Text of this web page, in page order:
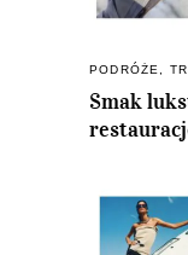
PODRÓŻE,
Smak